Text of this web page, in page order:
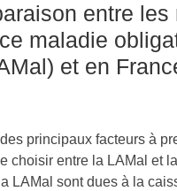
entre les
maladie
et en
des principaux facteurs à
choisir entre la LAMal et
LAMal sont dues à la